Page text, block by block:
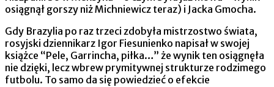
osiągnął gorszy niż Michniewicz teraz) i Jacka Gmocha.
Gdy Brazylia po raz trzeci zdobyła mistrzostwo świata,
rosyjski dziennikarz Igor Fiesunienko napisał w swojej
książce “Pele, Garrincha, piłka…” że wynik ten osiągnęła
nie dzięki, lecz wbrew prymitywnej strukturze rodzimego
futbolu. To samo da się powiedzieć o efekcie